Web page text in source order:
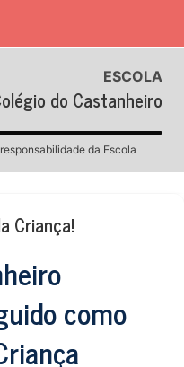
ESCOLA
do Castanheiro
da Escola
Criança!
como